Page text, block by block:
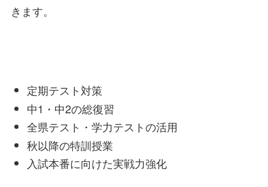
きます。
定期テスト対策
中1・中2の総復習
全県テスト・学力テストの活用
秋以降の特訓授業
入試本番に向けた実戦力強化